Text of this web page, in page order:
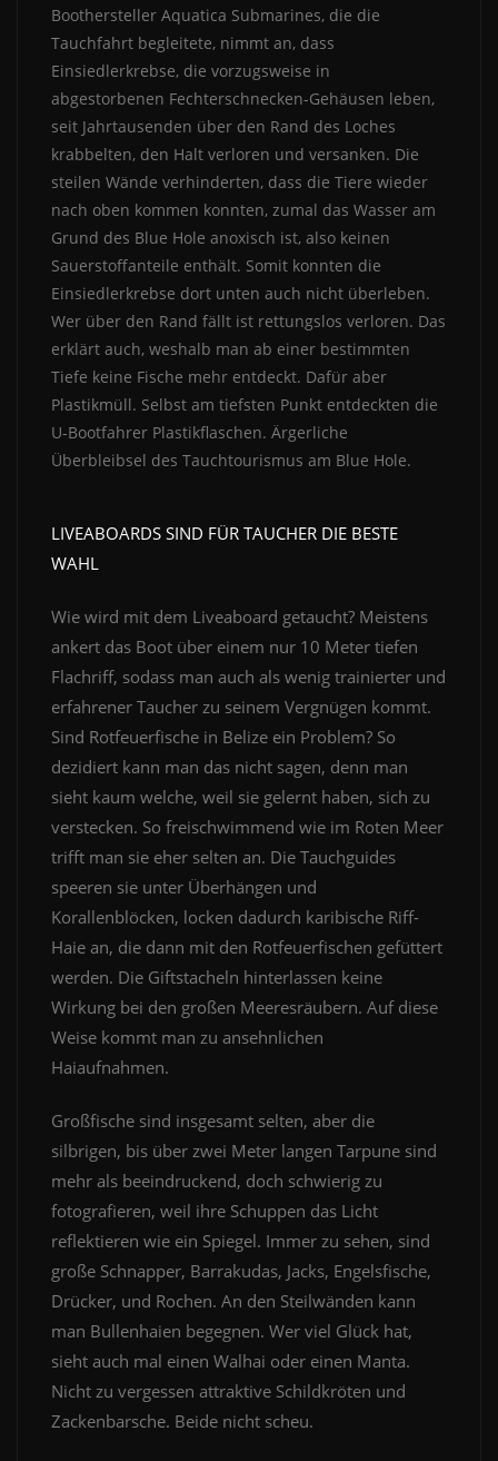
Boothersteller Aquatica Submarines, die die
Tauchfahrt begleitete, nimmt an, dass
Einsiedlerkrebse, die vorzugsweise in
abgestorbenen Fechterschnecken-Gehäusen leben,
seit Jahrtausenden über den Rand des Loches
krabbelten, den Halt verloren und versanken. Die
steilen Wände verhinderten, dass die Tiere wieder
nach oben kommen konnten, zumal das Wasser am
Grund des Blue Hole anoxisch ist, also keinen
Sauerstoffanteile enthält. Somit konnten die
Einsiedlerkrebse dort unten auch nicht überleben.
Wer über den Rand fällt ist rettungslos verloren. Das
erklärt auch, weshalb man ab einer bestimmten
Tiefe keine Fische mehr entdeckt. Dafür aber
Plastikmüll. Selbst am tiefsten Punkt entdeckten die
U-Bootfahrer Plastikflaschen. Ärgerliche
Überbleibsel des Tauchtourismus am Blue Hole.
LIVEABOARDS SIND FÜR TAUCHER DIE BESTE
WAHL
Wie wird mit dem Liveaboard getaucht? Meistens
ankert das Boot über einem nur 10 Meter tiefen
Flachriff, sodass man auch als wenig trainierter und
erfahrener Taucher zu seinem Vergnügen kommt.
Sind Rotfeuerfische in Belize ein Problem? So
dezidiert kann man das nicht sagen, denn man
sieht kaum welche, weil sie gelernt haben, sich zu
verstecken. So freischwimmend wie im Roten Meer
trifft man sie eher selten an. Die Tauchguides
speeren sie unter Überhängen und
Korallenblöcken, locken dadurch karibische Riff-
Haie an, die dann mit den Rotfeuerfischen gefüttert
werden. Die Giftstacheln hinterlassen keine
Wirkung bei den großen Meeresräubern. Auf diese
Weise kommt man zu ansehnlichen
Haiaufnahmen.
Großfische sind insgesamt selten, aber die
silbrigen, bis über zwei Meter langen Tarpune sind
mehr als beeindruckend, doch schwierig zu
fotografieren, weil ihre Schuppen das Licht
reflektieren wie ein Spiegel. Immer zu sehen, sind
große Schnapper, Barrakudas, Jacks, Engelsfische,
Drücker, und Rochen. An den Steilwänden kann
man Bullenhaien begegnen. Wer viel Glück hat,
sieht auch mal einen Walhai oder einen Manta.
Nicht zu vergessen attraktive Schildkröten und
Zackenbarsche. Beide nicht scheu.